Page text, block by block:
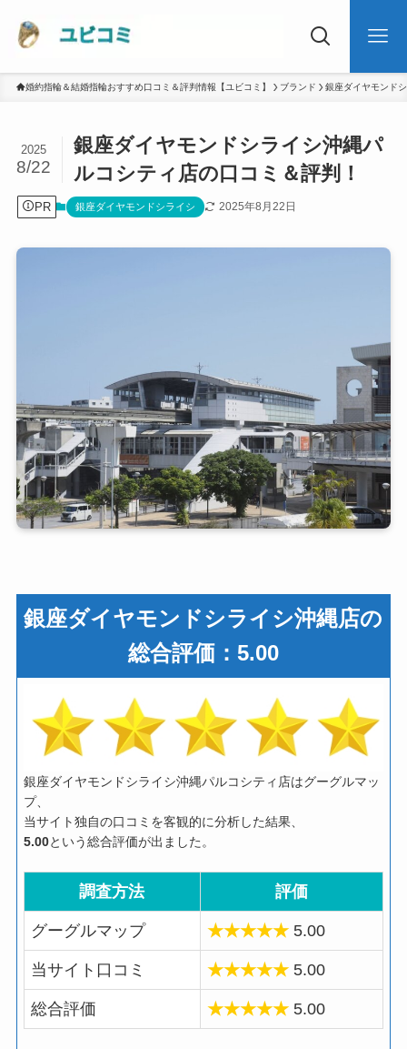
婚約指輪＆結婚指輪おすすめ口コミ＆評判情報【ユビコミ】 ブランド 銀座ダイヤモンド
銀座ダイヤモンドシライシ沖縄パ
ルコシティ店の口コミ＆評判！
2025
8/22
PR 銀座ダイヤモンドシライシ 2025年8月22日
銀座ダイヤモンドシライシ沖縄店の
総合評価：5.00
銀座ダイヤモンドシライシ沖縄パルコシティ店はグーグルマッ
プ、
当サイト独自の口コミを客観的に分析した結果、
5.00という総合評価が出ました。
調査方法 評価
グーグルマップ ★★★★★5.00
当サイト口コミ ★★★★★5.00
総合評価 ★★★★★5.00